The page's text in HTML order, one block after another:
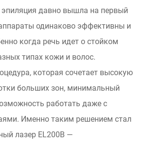
эпиляция давно вышла на первый
одинаково эффективны и
когда речь идет о стойком
типах кожи и волос.
которая сочетает высокую
больших зон, минимальный
работать даже с
Именно таким решением стал
лазер EL200B —